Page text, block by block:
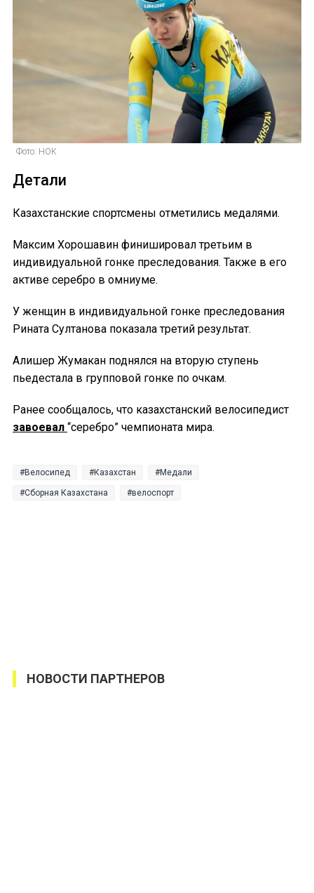
Фото: НОК
Детали
Казахстанские спортсмены отметились медалями.
Максим Хорошавин финишировал третьим в
индивидуальной гонке преследования. Также в его
активе серебро в омниуме.
У женщин в индивидуальной гонке преследования
Рината Султанова показала третий результат.
Алишер Жумакан поднялся на вторую ступень
пьедестала в групповой гонке по очкам.
Ранее сообщалось, что казахстанский велосипедист
завоевал “серебро” чемпионата мира.
Велосипед Казахстан Медали
Сборная Казахстана велоспорт
НОВОСТИ ПАРТНЕРОВ